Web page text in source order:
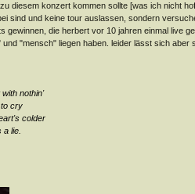
diesem konzert kommen sollte [was ich nicht
sind und keine tour auslassen, sondern
gewinnen, die herbert vor 10 jahren einmal live
"mensch" liegen haben. leider lässt sich aber
with nothin'
cry
colder
a lie.